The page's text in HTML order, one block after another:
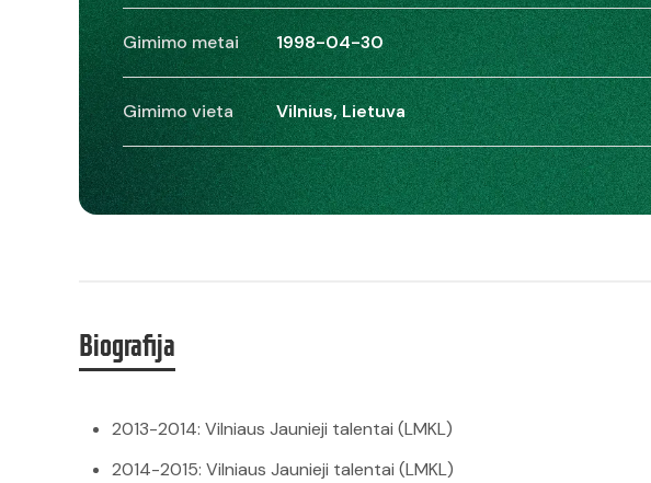
Gimimo metai 1998-04-30
Gimimo vieta Vilnius, Lietuva
Biografija
2013-2014: Vilniaus Jaunieji talentai (LMKL)
2014-2015: Vilniaus Jaunieji talentai (LMKL)